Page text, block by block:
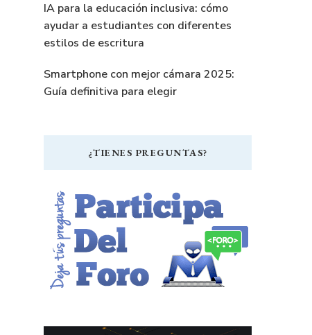
IA para la educación inclusiva: cómo
ayudar a estudiantes con diferentes
estilos de escritura
Smartphone con mejor cámara 2025:
Guía definitiva para elegir
¿TIENES PREGUNTAS?